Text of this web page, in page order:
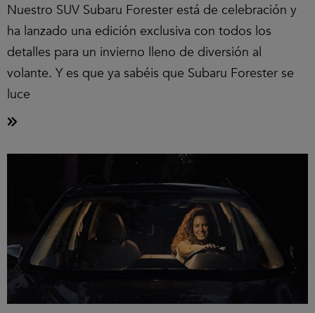
Nuestro SUV Subaru Forester está de celebración y
ha lanzado una edición exclusiva con todos los
detalles para un invierno lleno de diversión al
volante. Y es que ya sabéis que Subaru Forester se
luce